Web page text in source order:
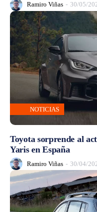
Ramiro Viñas - 30/05/
NOTICIAS
Toyota sorprende al
Yaris en España
Ramiro Viñas - 30/04/